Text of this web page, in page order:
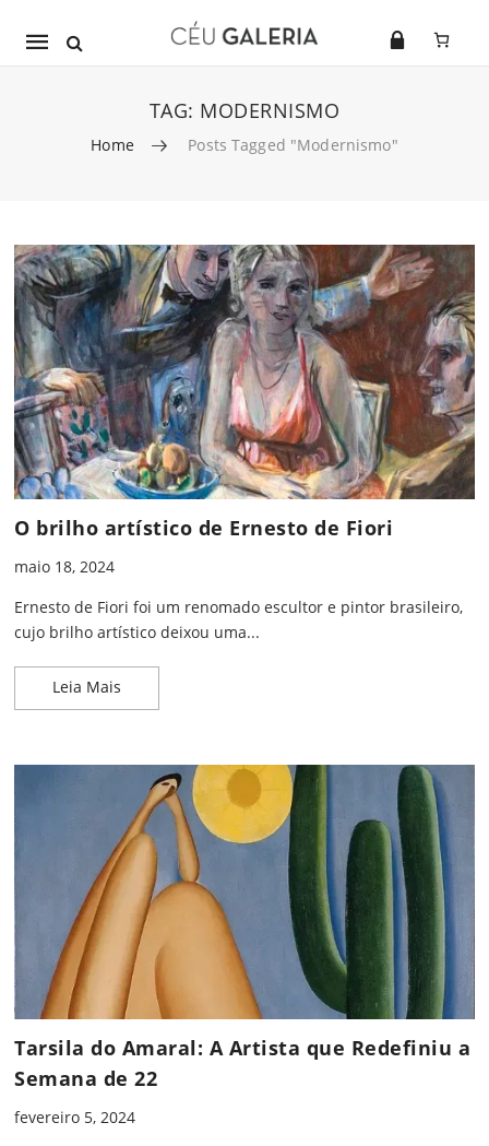
Mobile
TAG: MODERNISMO
Home Posts Tagged "Modernismo"
Skip to content
O brilho artístico de Ernesto de Fiori
maio 18, 2024
Ernesto de Fiori foi um renomado escultor e pintor brasileiro,
cujo brilho artístico deixou uma...
Leia Mais
Tarsila do Amaral: A Artista que Redefiniu a
Semana de 22
fevereiro 5, 2024